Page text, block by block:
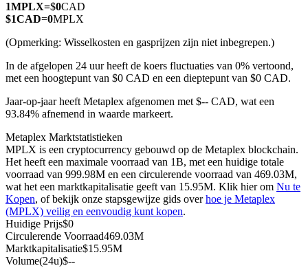
USDC-futures
Futures met USDC als onderpand
1MPLX=$0CAD
$1CAD=0MPLX
(Opmerking: Wisselkosten en gasprijzen zijn niet inbegrepen.)
In de afgelopen 24 uur heeft de koers fluctuaties van 0% vertoond,
met een hoogtepunt van $0 CAD en een dieptepunt van $0 CAD.
Jaar-op-jaar heeft Metaplex afgenomen met $-- CAD, wat een
93.84% afnemend in waarde markeert.
Metaplex Marktstatistieken
MPLX is een cryptocurrency gebouwd op de Metaplex blockchain.
Het heeft een maximale voorraad van 1B, met een huidige totale
voorraad van 999.98M en een circulerende voorraad van 469.03M,
wat het een marktkapitalisatie geeft van 15.95M. Klik hier om Nu te
Kopen, of bekijk onze stapsgewijze gids overhoe je Metaplex
(MPLX) veilig en eenvoudig kunt kopen.
Huidige Prijs$0
Circulerende Voorraad469.03M
Marktkapitalisatie$15.95M
Volume(24u)$--